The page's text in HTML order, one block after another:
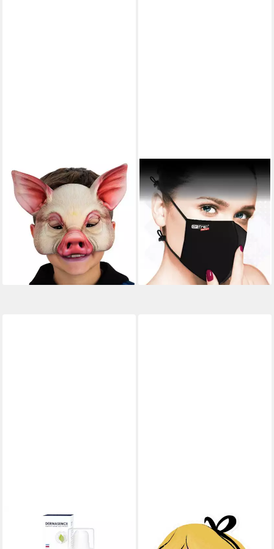
SMIFFYS
Verkleidungsmaske Schwein
Maske für Kinder, Tierische
Halbmaske aus Kunststoff für
Kinder
7,87 € UVP12,99 €
lieferbar - in 2-3 Werktagen bei dir
Gesichtsmaske Maske Mund
Nase Abdeckung Ventil
Waschbar schwarz MT-0201,
Staubmaske
9,99 €
lieferbar - in 3-4 Werktagen bei dir
Gesichtskur Dermasence
Hyalusome Konzentrat (30ml)